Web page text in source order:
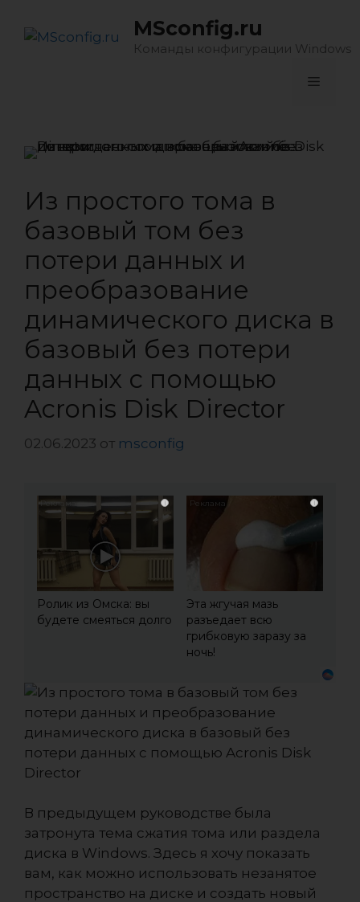
содержимому
MSconfig.ru
Команды конфигурации Windows
Меню
Из простого тома в
базовый том без
потери данных и
преобразование
динамического диска в
базовый без потери
данных с помощью
Acronis Disk Director
02.06.2023 от msconfig
i
Ролик из Омска: вы
будете смеяться долго
i
Эта жгучая мазь
разъедает всю
грибковую заразу за
ночь!
В предыдущем руководстве была
затронута тема сжатия тома или раздела
диска в Windows. Здесь я хочу показать
вам, как можно использовать незанятое
пространство на диске и создать новый